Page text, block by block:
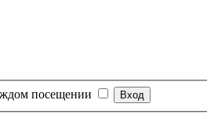
посещении